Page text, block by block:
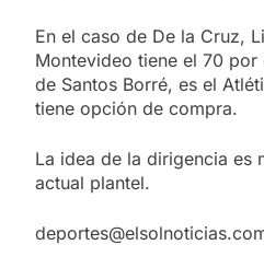
En el caso de De la Cruz,
Montevideo tiene el 70
de Santos Borré, es el
tiene opción de compra.
La idea de la dirigencia es
actual plantel.